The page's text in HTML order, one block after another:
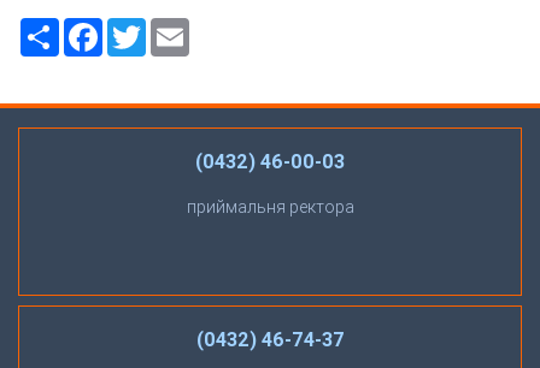
РесурсFacebook
Twitter
(0432) 46-00-03
приймальня ректора
(0432) 46-74-37